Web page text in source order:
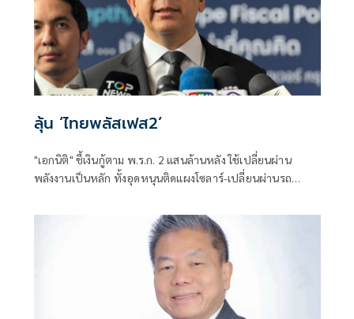
ลุ้น ‘ไทยพลัสเฟส2’
"เอกนิติ" ชี้เงินกู้ตาม พ.ร.ก. 2 แสนล้านหลัง ใช้เปลี่ยนผ่าน
พลังงานเป็นหลัก ทั้งอุดหนุนติดแผงโซลาร์-เปลี่ยนผ่านรถ
พร้อมให้ใช้กับไทยเที่ยวไทยพลัส ส่วนไทยช่วยไทยพลัส เฟส 2
รอประเมินความเหมาะสม นายกฯ เผยจะพยายาม